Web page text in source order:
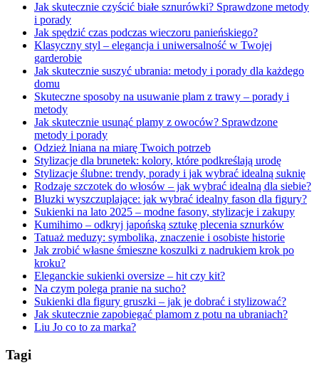
Jak skutecznie czyścić białe sznurówki? Sprawdzone metody
i porady
Jak spędzić czas podczas wieczoru panieńskiego?
Klasyczny styl – elegancja i uniwersalność w Twojej
garderobie
Jak skutecznie suszyć ubrania: metody i porady dla każdego
domu
Skuteczne sposoby na usuwanie plam z trawy – porady i
metody
Jak skutecznie usunąć plamy z owoców? Sprawdzone
metody i porady
Odzież lniana na miarę Twoich potrzeb
Stylizacje dla brunetek: kolory, które podkreślają urodę
Stylizacje ślubne: trendy, porady i jak wybrać idealną suknię
Rodzaje szczotek do włosów – jak wybrać idealną dla siebie?
Bluzki wyszczuplające: jak wybrać idealny fason dla figury?
Sukienki na lato 2025 – modne fasony, stylizacje i zakupy
Kumihimo – odkryj japońską sztukę plecenia sznurków
Tatuaż meduzy: symbolika, znaczenie i osobiste historie
Jak zrobić własne śmieszne koszulki z nadrukiem krok po
kroku?
Eleganckie sukienki oversize – hit czy kit?
Na czym polega pranie na sucho?
Sukienki dla figury gruszki – jak je dobrać i stylizować?
Jak skutecznie zapobiegać plamom z potu na ubraniach?
Liu Jo co to za marka?
Tagi